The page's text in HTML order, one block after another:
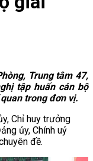
Trung tâm 47,
tập huấn cán bộ
trong đơn vị.
Chỉ huy trưởng
ủy, Chính uỷ
đề.